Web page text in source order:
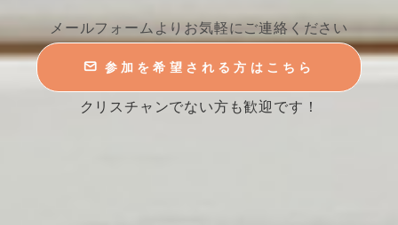
メールフォームよりお気軽にご連絡ください
参加を希望される方はこちら
クリスチャンでない方も歓迎です！